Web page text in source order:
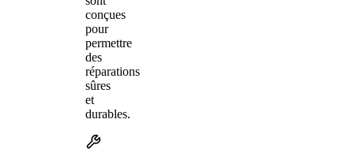
conçues
pour
permettre
des
réparations
sûres
et
durables.